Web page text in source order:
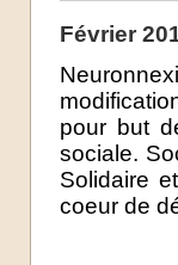
Février
pour but
sociale.
Solidaire
coeur de